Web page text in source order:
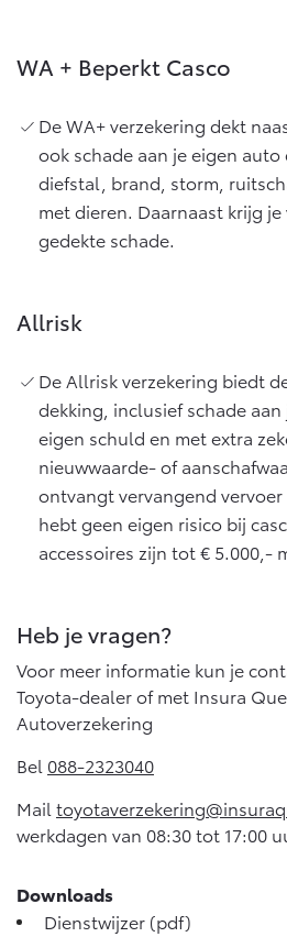
WA + Beperkt Casco
De WA+ verzekering dekt
ook schade aan je eigen
diefstal, brand, storm,
met dieren. Daarnaast krijg
gedekte schade.
Allrisk
De Allrisk verzekering biedt
dekking, inclusief schade
eigen schuld en met extra
nieuwwaarde- of
ontvangt vervangend vervoer
hebt geen eigen risico bij
accessoires zijn tot € 5.000,-
Heb je vragen?
Voor meer informatie kun je
Toyota-dealer of met Insura
Autoverzekering
Bel 088-2323040
Mail
werkdagen van 08:30 tot 17:00
Downloads
Dienstwijzer (pdf)